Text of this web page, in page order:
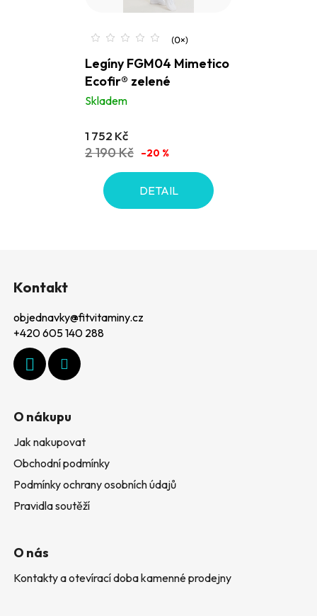
Legíny FGM04 Mimetico
Ecofir® zelené
Skladem
1 752 Kč
2 190 Kč –20 %
DETAIL
Kontakt
objednavky@fitvitaminy.cz
+420 605 140 288
O nákupu
Jak nakupovat
Obchodní podmínky
Podmínky ochrany osobních údajů
Pravidla soutěží
O nás
Kontakty a otevírací doba kamenné prodejny